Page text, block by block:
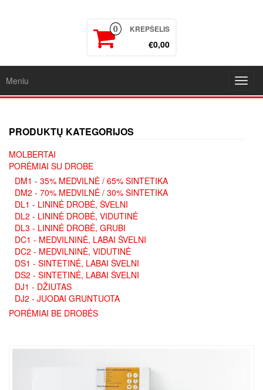
0 KREPŠELIS
€0,00
Meniu
PRODUKTŲ KATEGORIJOS
MOLBERTAI
PORĖMIAI SU DROBE
DM1 - 35% MEDVILNĖ / 65% SINTETIKA
DM2 - 70% MEDVILNĖ / 30% SINTETIKA
DL1 - LININĖ DROBĖ, ŠVELNI
DL2 - LININĖ DROBĖ, VIDUTINĖ
DL3 - LININĖ DROBĖ, GRUBI
DC1 - MEDVILNINĖ, LABAI ŠVELNI
DC2 - MEDVILNINĖ, VIDUTINĖ
DS1 - SINTETINĖ, LABAI ŠVELNI
DS2 - SINTETINĖ, LABAI ŠVELNI
DJ1 - DŽIUTAS
DJ2 - JUODAI GRUNTUOTA
PORĖMIAI BE DROBĖS